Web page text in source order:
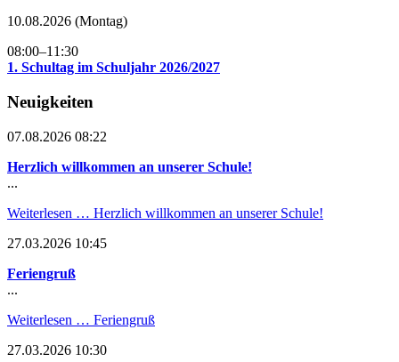
10.08.2026 (Montag)
08:00–11:30
1. Schultag im Schuljahr 2026/2027
Neuigkeiten
07.08.2026 08:22
Herzlich willkommen an unserer Schule!
...
Weiterlesen … Herzlich willkommen an unserer Schule!
27.03.2026 10:45
Feriengruß
...
Weiterlesen … Feriengruß
27.03.2026 10:30